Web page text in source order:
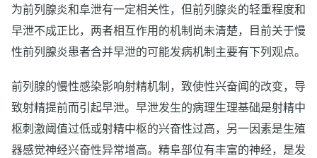
为前列腺炎和阜泄有一定相关性，但前列腺炎的轻重程度和
早泄不成正比，两者相互作用的机制尚未清楚，目前关于慢
性前列腺炎患者合并早泄的可能发病机制主要有下列观点。
前列腺的慢性感染影响射精机制，致使性兴奋闻的改变，导
致射精提前而引起早泄。早泄发生的病理生理基础是射精中
枢刺激阈值过低或射精中枢的兴奋性过高，另一因素是生殖
器感觉神经兴奋性异常增高。精阜部位有丰富的神经，是发